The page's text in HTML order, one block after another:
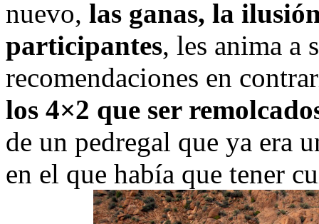
nuevo, las ganas, la
participantes, les anima a
recomendaciones en
los 4×2 que ser
de un pedregal que ya era
en el que había que tener